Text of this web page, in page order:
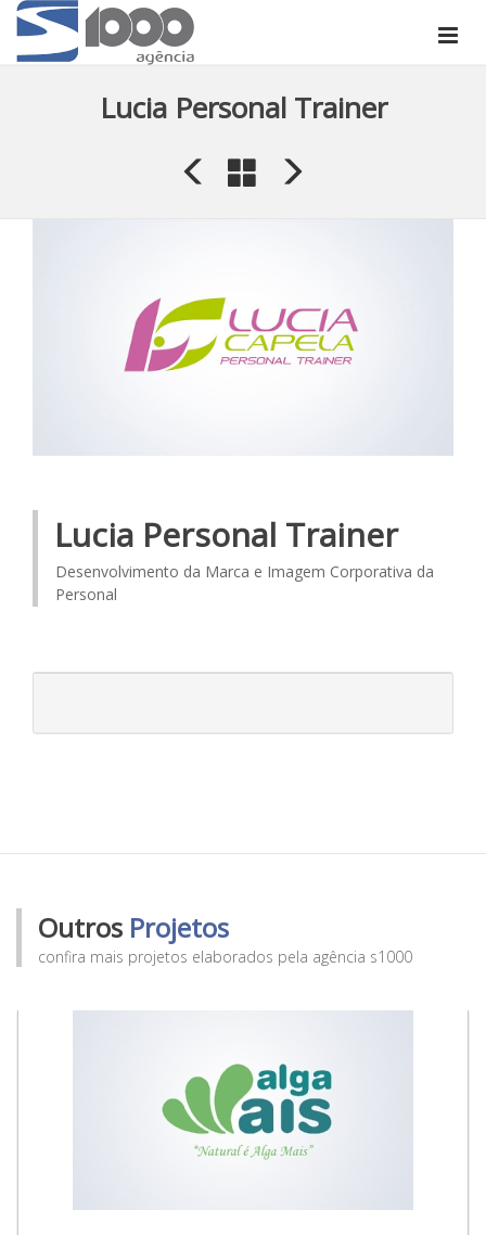
Lucia Personal Trainer
Lucia Personal Trainer
Desenvolvimento da Marca e Imagem Corporativa da
Personal
Outros Projetos
confira mais projetos elaborados pela agência s1000